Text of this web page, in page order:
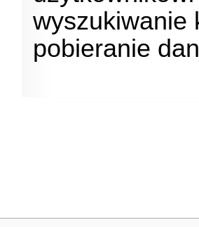
wyszukiwanie
pobieranie